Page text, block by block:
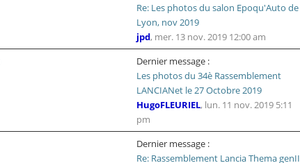
Re: Les photos du salon Epoqu'Auto de
Lyon, nov 2019
jpd, mer. 13 nov. 2019 12:00 am
Dernier message :
Les photos du 34è Rassemblement
LANCIANet le 27 Octobre 2019
HugoFLEURIEL, lun. 11 nov. 2019 5:11
pm
Dernier message :
Re: Rassemblement Lancia Thema genII